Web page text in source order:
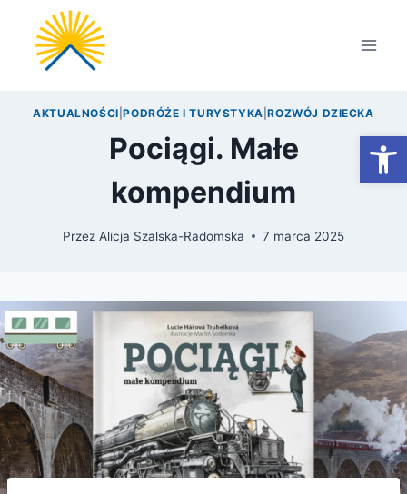
Przejdź
treści
AKTUALNOŚCI |PODRÓŻE I TURYSTYKA |ROZWÓJ DZIECKA
Pociągi. Małe
kompendium
Przez Alicja Szalska-Radomska 7 marca 2025